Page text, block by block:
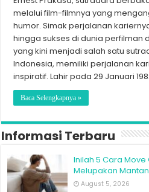
melalui film-filmnya yang
humor. Simak perjalanan
hingga sukses di dunia perfilman
yang kini menjadi salah satu
Indonesia, memiliki perjalanan
inspiratif. Lahir pada 29 Januari
Baca Selengkapnya »
Informasi Terbaru
Inilah 5 Cara
Melupakan Mantan
August 5, 2026